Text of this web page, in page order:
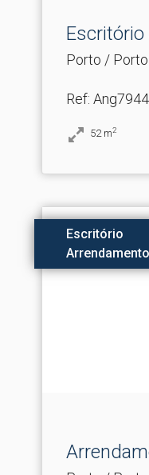
Porto /
Ref: Ang7944
52 m2
Escritório
Arrendamento